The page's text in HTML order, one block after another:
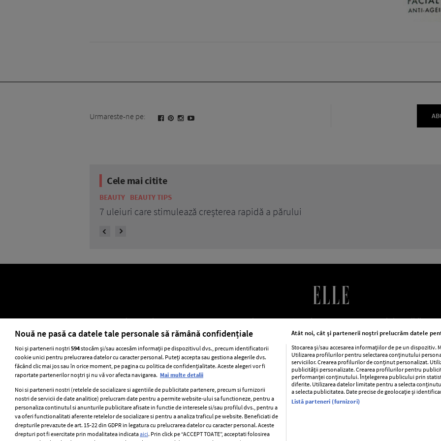
Urmareste-ne pe:
Cele mai citite
BEAUTY BEAUTY TIPS
7 uleiuri care stimulează creșterea rapidă a părului
ELLE Style Awards 2024 Despre ELLE Romania Contact Abonamente Termeni si conditii
cookies
Publicitate
Stiri GSP Unica Baby Libertatea pentru femei Viva
Pariază responsabil! Decizia ONJN nr. 821/25.09.2025.
Jocurile de noroc sunt interzise minorilor.
Copyright © 2026 Ringier Romania SRL
Nouă ne pasă ca datele tale personale să rămână confidențiale
Noi și partenerii noștri 594stocăm și/sau accesăm informații pe dispozitivul dvs., precum identificatorii
cookie unici pentru prelucrarea datelor cu caracter personal. Puteți accepta sau gestiona alegerile dvs.
făcând clic mai jos sau în orice moment, pe pagina cu politica de confidențialitate. Aceste alegeri vor fi
raportate partenerilor noștri și nu vă vor afecta navigarea. Mai multe detalii
Noi si partenerii nostri (retelele de socializare si agentiile de publicitate partenere, precum si furnizorii
nostri de servicii de date analitice) prelucram date pentru a permite website-ului sa functioneze, pentru a
personaliza continutul si anunturile publicitare afisate in functie de interesele si/sau profilul dvs., pentru a
va oferi functionalitati aferente retelelor de socializare si pentru a analiza traficul pe website. Beneficiati de
drepturile prevazute de art. 15-22 din GDPR in legatura cu prelucrarea datelor cu caracter personal. Aceste
drepturi pot fi exercitate prin modalitatea indicataaici. Prin click pe “ACCEPT TOATE”, acceptati folosirea
Atât noi, cât și partenerii noștri prelucrăm datele
Stocarea și/sau accesarea informațiilor de pe un dispozitiv.
Utilizarea profilurilor pentru selectarea conținutului
serviciilor. Crearea profilurilor de conținut personalizat.
publicității personalizate. Crearea profilurilor pentru
performanței conținutului. Înțelegerea publicului prin
diferite. Utilizarea datelor limitate pentru a selecta
a selecta publicitatea. Date precise de geolocație și
Listă parteneri (furnizori)